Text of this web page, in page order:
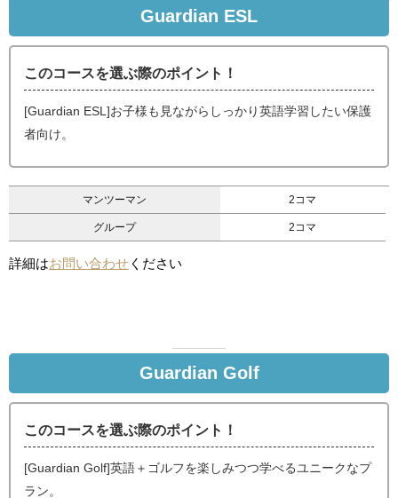
Guardian ESL
このコースを選ぶ際のポイント！
[Guardian ESL]お子様も見ながらしっかり英語学習したい保護
者向け。
マンツーマン 2コマ
グループ 2コマ
詳細はお問い合わせ ください
Guardian Golf
このコースを選ぶ際のポイント！
[Guardian Golf]英語＋ゴルフを楽しみつつ学べるユニークなプ
ラン。